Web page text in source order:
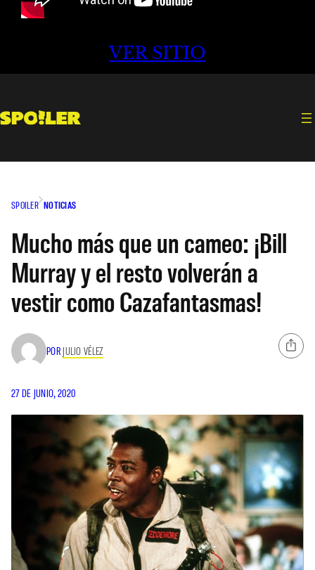
VER SITIO
SPOILER NOTICIAS
Mucho más que un cameo: ¡Bill
Murray y el resto volverán a
vestir como Cazafantasmas!
POR JULIO VÉLEZ
27 DE JUNIO, 2020